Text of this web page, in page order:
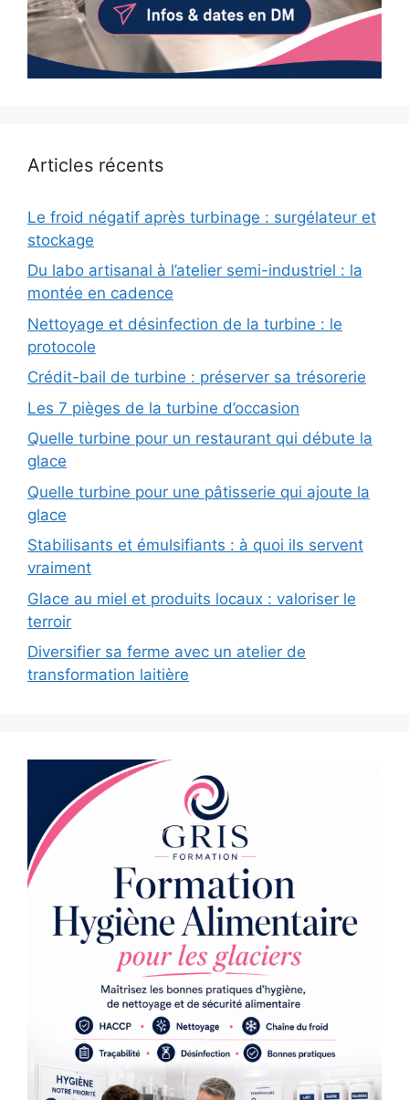
Articles récents
Le froid négatif après turbinage : surgélateur et
stockage
Du labo artisanal à l’atelier semi-industriel : la
montée en cadence
Nettoyage et désinfection de la turbine : le
protocole
Crédit-bail de turbine : préserver sa trésorerie
Les 7 pièges de la turbine d’occasion
Quelle turbine pour un restaurant qui débute la
glace
Quelle turbine pour une pâtisserie qui ajoute la
glace
Stabilisants et émulsifiants : à quoi ils servent
vraiment
Glace au miel et produits locaux : valoriser le
terroir
Diversifier sa ferme avec un atelier de
transformation laitière